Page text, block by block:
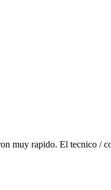
muy rapido. El tecnico /